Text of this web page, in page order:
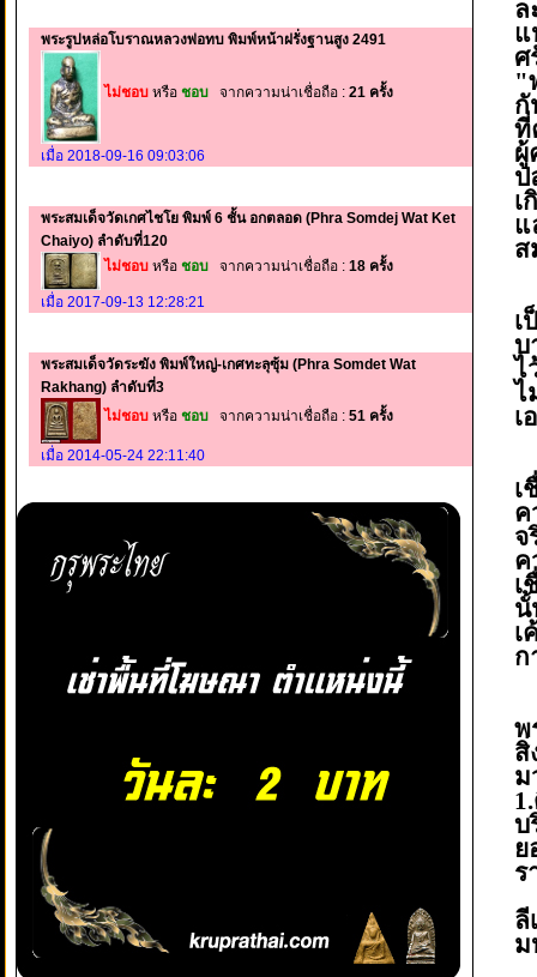
พระรูปหล่อโบราณหลวงพ่อทบ พิมพ์หน้าฝรั่งฐานสูง 2491
ไม่ชอบ หรือ ชอบ จากความน่าเชื่อถือ : 21 ครั้ง
เมื่อ 2018-09-16 09:03:06
พระสมเด็จวัดเกศไชโย พิมพ์ 6 ชั้น อกตลอด (Phra Somdej Wat Ket
Chaiyo) ลำดับที่120
ไม่ชอบ หรือ ชอบ จากความน่าเชื่อถือ : 18 ครั้ง
เมื่อ 2017-09-13 12:28:21
พระสมเด็จวัดระฆัง พิมพ์ใหญ่-เกศทะลุซุ้ม (Phra Somdet Wat
Rakhang) ลำดับที่3
ไม่ชอบ หรือ ชอบ จากความน่าเชื่อถือ : 51 ครั้ง
เมื่อ 2014-05-24 22:11:40
ล
แ
ศ
"
กั
ที่
ผู้
ป
เ
แ
ส
เ
บ
ไ
ไ
เ
เ
ค
จ
ค
เ
นั้
เ
พ
สิ่
ม
บ
ร
ลี
ม